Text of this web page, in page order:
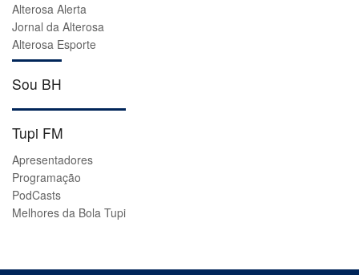
Alterosa Alerta
Jornal da Alterosa
Alterosa Esporte
Sou BH
Tupi FM
Apresentadores
Programação
PodCasts
Melhores da Bola Tupi